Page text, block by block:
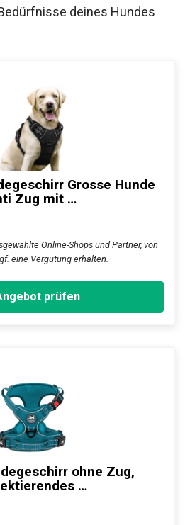
deines Hundes
Grosse Hunde
Zug mit …
Online-Shops und Partner, von
eine Vergütung erhalten.
prüfen
ohne Zug,
…